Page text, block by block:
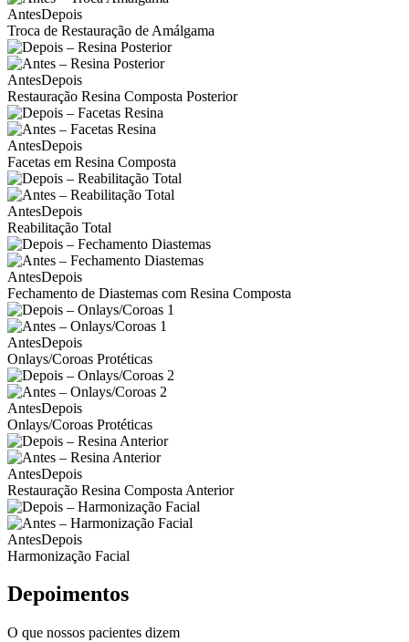
AntesDepois
Troca de Restauração de Amálgama
AntesDepois
Restauração Resina Composta Posterior
AntesDepois
Facetas em Resina Composta
AntesDepois
Reabilitação Total
AntesDepois
Fechamento de Diastemas com Resina Composta
AntesDepois
Onlays/Coroas Protéticas
AntesDepois
Onlays/Coroas Protéticas
AntesDepois
Restauração Resina Composta Anterior
AntesDepois
Harmonização Facial
Depoimentos
O que nossos pacientes dizem